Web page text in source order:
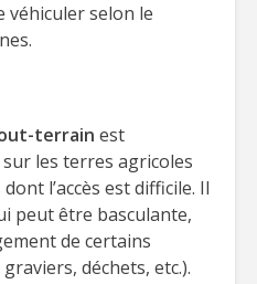
véhiculer selon le
terrain est
les terres agricoles
l’accès est difficile. Il
peut être basculante,
de certains
déchets, etc.).